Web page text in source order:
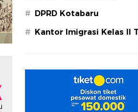
# DPRD Kotabaru
# Kantor Imigrasi Kelas II